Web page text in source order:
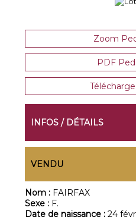
Zoom
PDF
INFOS / DÉTAILS
VENDU
Nom : FAIRFAX
Sexe : F.
Date de naissance :24